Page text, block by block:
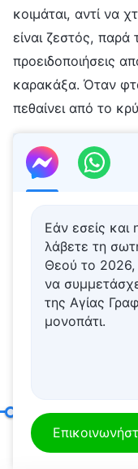
κοιμάται, αντί να
είναι ζεστός,
προειδοποιήσεις
καρακάξα. Όταν
πεθαίνει από το
Οι καταστροφές
έχουν
τον Κύριο; Σας
επικοινωνήσετε
τρόπο.
Εάν εσείς και
λάβετε τη
Θεού το 2026,
να
της Αγίας
μονοπάτι.
Άσκηση (3)